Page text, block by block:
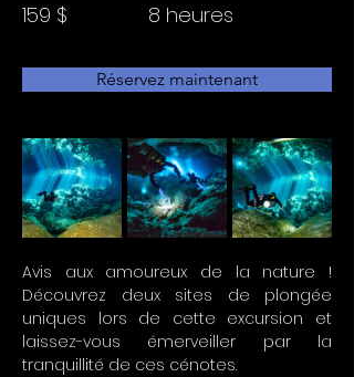
159 $ 8 heures
Réservez maintenant
Avis aux amoureux de la nature !
Découvrez deux sites de plongée
uniques lors de cette excursion et
laissez-vous émerveiller par la
tranquillité de ces cénotes.